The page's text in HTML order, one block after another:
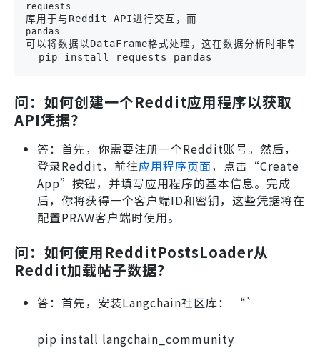
requests
库用于与Reddit API进行交互，而
pandas
可以将数据以DataFrame格式处理，这在数据分析时非常
  pip install requests pandas
问：如何创建一个Reddit应用程序以获取
API凭据？
答：首先，你需要注册一个Reddit账号。然后，
登录Reddit，前往应用程序页面，点击“Create
App”按钮，并填写应用程序的基本信息。完成
后，你将获得一个客户端ID和密钥，这些凭据将在
配置PRAW客户端时使用。
问：如何使用RedditPostsLoader从
Reddit加载帖子数据？
答：首先，安装Langchain社区库： “`
pip install langchain_community